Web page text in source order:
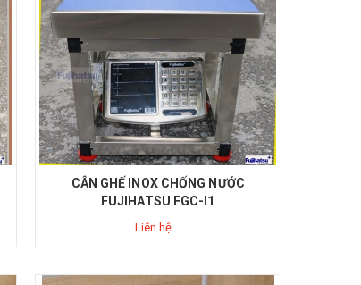
CÂN GHẾ INOX CHỐNG NƯỚC
FUJIHATSU FGC-I1
Liên hệ